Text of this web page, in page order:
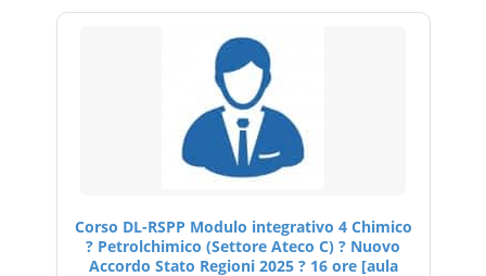
Corso DL-RSPP Modulo integrativo 4 Chimico
? Petrolchimico (Settore Ateco C) ? Nuovo
Accordo Stato Regioni 2025 ? 16 ore [aula